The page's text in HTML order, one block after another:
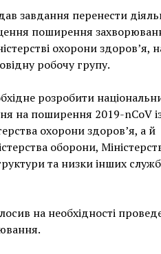
завдання перенести
поширення
охорони здоров’я,
робочу групу.
розробити
на поширення 2019-nCoV
охорони здоров’я, а й
оборони,
та низки інших служб
на необхідності